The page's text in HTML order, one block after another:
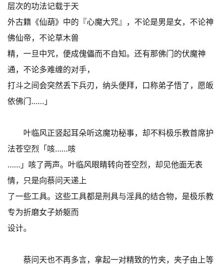
层次的功法记载于天
外古籍《仙葫》中的『心魔大咒』，不论是男是女，不论神
佛仙帝，不论草木兽
精，一旦中咒，便成傀儡而不自知。还有那佛门的伏魔神
通，不论多难缠的对手，
打斗之间会突然丢下兵刃，纳头便拜，口称弟子悟了，愿皈
依佛门……」
叶临风正竖起耳朵听这魔功秘事，却不料极乐教首席护
法苍空烈「咳……咳
……」咳了两声。叶临风眼睛转向苍空烈，却见他面无表
情，只是向蔡问天递上
了一些工具。这些工具都是刑具与淫具的结合物，是极乐教
专为折磨女子娇躯而
设计。
蔡问天也不再多言，拿起一对精致的竹夹，夹子由上等